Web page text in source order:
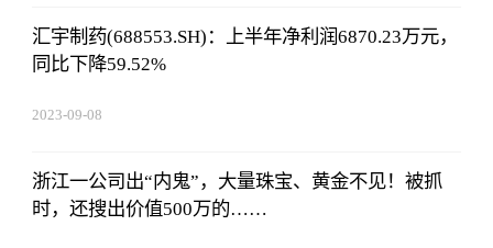
汇宇制药(688553.SH)：上半年净利润6870.23万元，
同比下降59.52%
2023-09-08
浙江一公司出“内鬼”，大量珠宝、黄金不见！被抓
时，还搜出价值500万的……